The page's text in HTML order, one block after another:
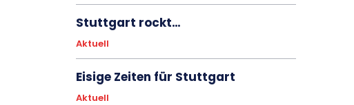
Stuttgart rockt…
Aktuell
Eisige Zeiten für Stuttgart
Aktuell